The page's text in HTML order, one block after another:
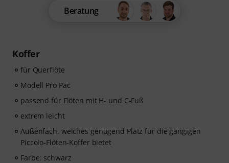
Koffer
für Querflöte
Modell Pro Pac
passend für Flöten mit H- und C-Fuß
extrem leicht
Außenfach, welches genügend Platz für die gängigen
Piccolo-Flöten-Koffer bietet
Farbe: schwarz
Beratung